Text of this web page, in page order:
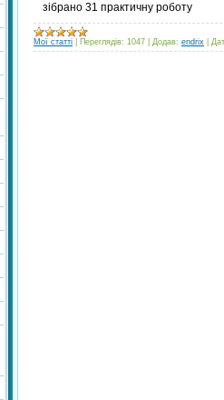
зібрано 31 практичну роботу
Мої статті Переглядів: 1047 Додав: endrix